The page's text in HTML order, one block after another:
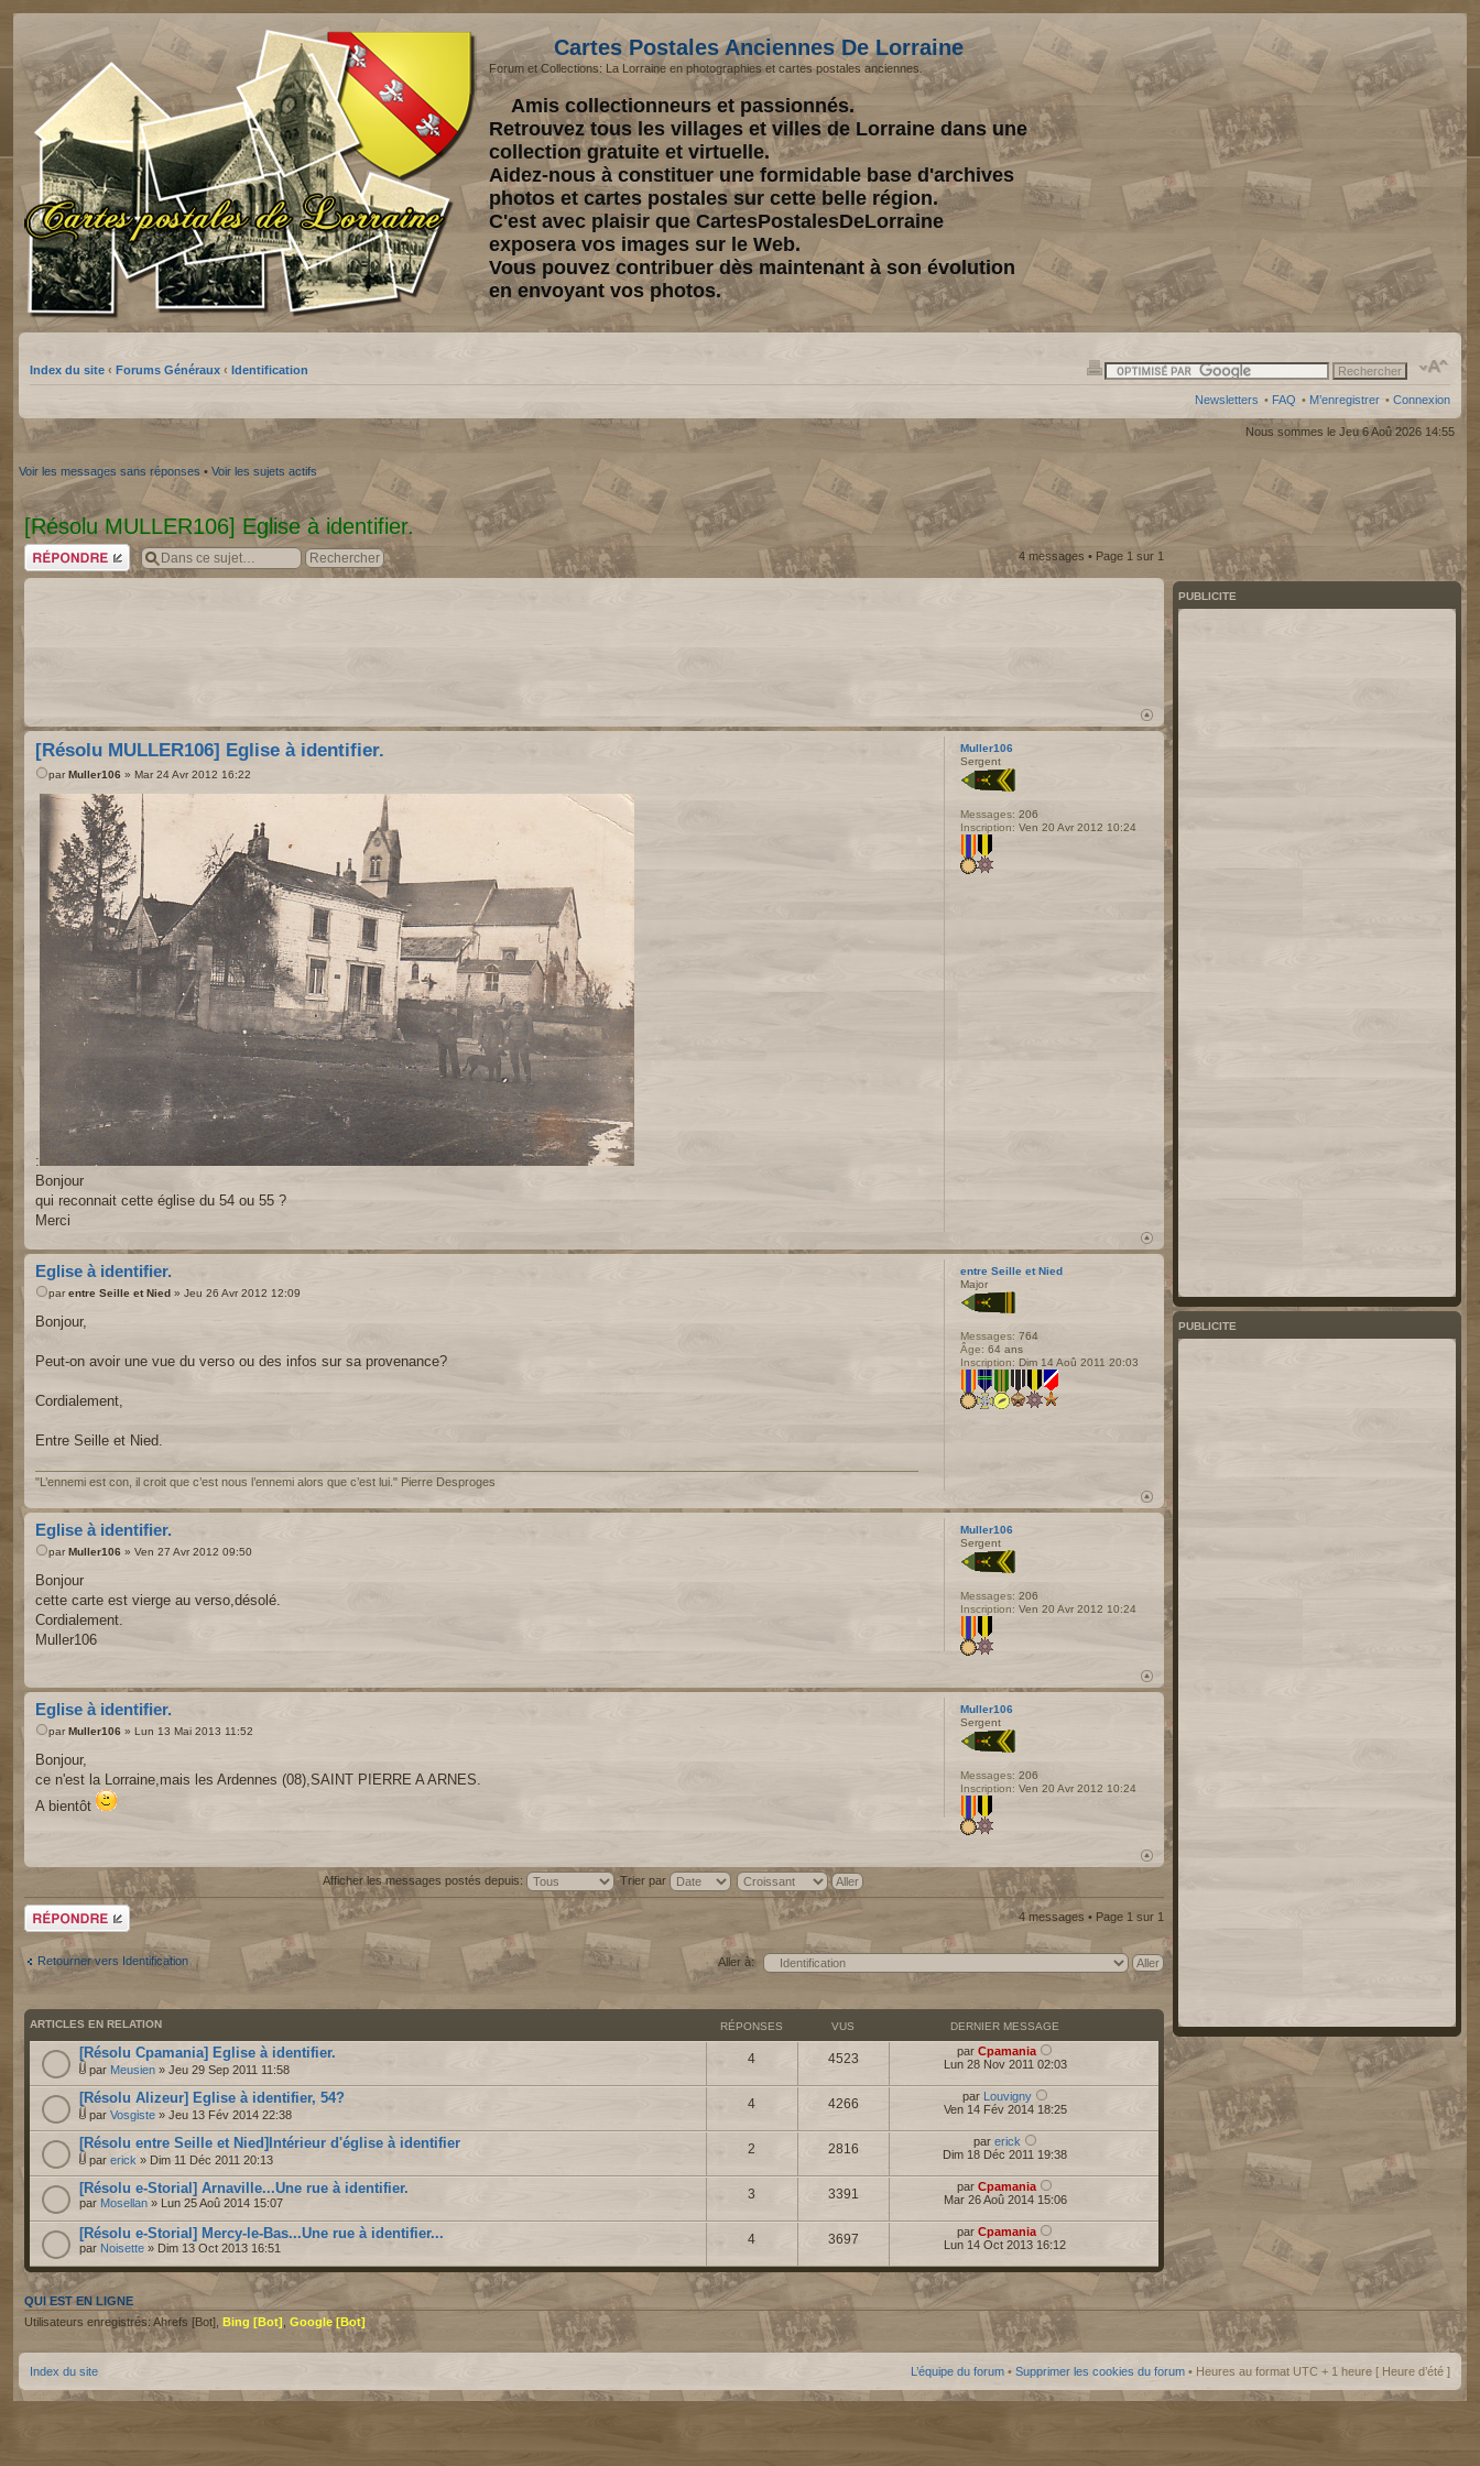
Cartes Postales Anciennes De Lorraine
Forum et Collections: La Lorraine en photographies et cartes postales anciennes.
Amis collectionneurs et passionnés.
Retrouvez tous les villages et villes de Lorraine dans une
collection gratuite et virtuelle.
Aidez-nous à constituer une formidable base d'archives
photos et cartes postales sur cette belle région.
C'est avec plaisir que CartesPostalesDeLorraine
exposera vos images sur le Web.
Vous pouvez contribuer dès maintenant à son évolution
en envoyant vos photos.
Index du site ‹ Forums Généraux ‹ Identification
Newsletters • FAQ • M’enregistrer • Connexion
Nous sommes le Jeu 6 Aoû 2026 14:55
Voir les messages sans réponses • Voir les sujets actifs
[Résolu MULLER106] Eglise à identifier.
Répondre 4 messages • Page 1 sur 1
[Résolu MULLER106] Eglise à identifier.
par Muller106 » Mar 24 Avr 2012 16:22
:
Bonjour
qui reconnait cette église du 54 ou 55 ?
Merci
Muller106
Sergent
Messages: 206
Inscription: Ven 20 Avr 2012 10:24
Eglise à identifier.
parentre Seille et Nied » Jeu 26 Avr 2012 12:09
Bonjour,
Peut-on avoir une vue du verso ou des infos sur sa provenance?
Cordialement,
Entre Seille et Nied.
"L’ennemi est con, il croit que c’est nous l’ennemi alors que c’est lui." Pierre Desproges
entre Seille et Nied
Major
Messages: 764
Âge: 64 ans
Inscription: Dim 14 Aoû 2011 20:03
Eglise à identifier.
parMuller106 » Ven 27 Avr 2012 09:50
Bonjour
cette carte est vierge au verso,désolé.
Cordialement.
Muller106
Muller106
Sergent
Messages: 206
Inscription: Ven 20 Avr 2012 10:24
Eglise à identifier.
parMuller106 » Lun 13 Mai 2013 11:52
Bonjour,
ce n'est la Lorraine,mais les Ardennes (08),SAINT PIERRE A ARNES.
A bientôt
Muller106
Sergent
Messages: 206
Inscription: Ven 20 Avr 2012 10:24
Afficher les messages postés depuis: Trier par
Répondre 4 messages • Page 1 sur 1
Retourner vers Identification Aller à:
ARTICLES EN RELATION RÉPONSES VUS DERNIER MESSAGE
[Résolu Cpamania] Eglise à identifier.
par Meusien » Jeu 29 Sep 2011 11:58
4 4523 parCpamania
Lun 28 Nov 2011 02:03
[Résolu Alizeur] Eglise à identifier, 54?
par Vosgiste » Jeu 13 Fév 2014 22:38
4 4266 par Louvigny
Ven 14 Fév 2014 18:25
[Résolu entre Seille et Nied]Intérieur d'église à identifier
par erick » Dim 11 Déc 2011 20:13
2 2816 par erick
Dim 18 Déc 2011 19:38
[Résolu e-Storial] Arnaville...Une rue à identifier.
par Mosellan » Lun 25 Aoû 2014 15:07
3 3391 parCpamania
Mar 26 Aoû 2014 15:06
[Résolu e-Storial] Mercy-le-Bas...Une rue à identifier...
par Noisette » Dim 13 Oct 2013 16:51
4 3697 parCpamania
Lun 14 Oct 2013 16:12
QUI EST EN LIGNE
Utilisateurs enregistrés: Ahrefs [Bot], Bing [Bot] Google [Bot]
PUBLICITE
PUBLICITE
Index du site L’équipe du forum • Supprimer les cookies du forum • Heures au format UTC + 1 heure [ Heure d’été ]